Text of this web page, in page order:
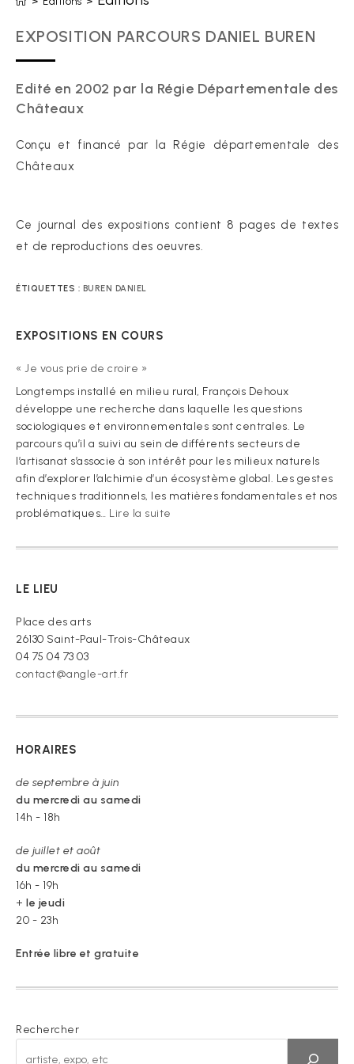
EXPOSITION PARCOURS DANIEL BUREN
Edité en 2002 par la Régie Départementale des
Châteaux
Conçu et financé par la Régie départementale des
Châteaux
Ce journal des expositions contient 8 pages de textes
et de reproductions des oeuvres.
ÉTIQUETTES : BUREN DANIEL
EXPOSITIONS EN COURS
« Je vous prie de croire »
Longtemps installé en milieu rural, François Dehoux
développe une recherche dans laquelle les questions
sociologiques et environnementales sont centrales. Le
parcours qu’il a suivi au sein de différents secteurs de
l’artisanat s’associe à son intérêt pour les milieux naturels
afin d’explorer l’alchimie d’un écosystème global. Les gestes
techniques traditionnels, les matières fondamentales et nos
problématiques… Lire la suite
vous
LE LIEU
Place des arts
26130 Saint-Paul-Trois-Châteaux
04 75 04 73 03
contact@angle-art.fr
HORAIRES
de septembre à juin
du mercredi au samedi
14h - 18h
de juillet et août
du mercredi au samedi
16h - 19h
+ le jeudi
20 - 23h
Entrée libre et gratuite
Rechercher